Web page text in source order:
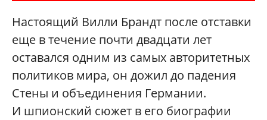
Настоящий Вилли Брандт после отставки
еще в течение почти двадцати лет
оставался одним из самых авторитетных
политиков мира, он дожил до падения
Стены и объединения Германии.
И шпионский сюжет в его биографии